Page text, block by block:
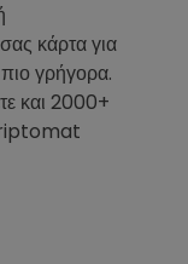
κάρτα για
γρήγορα.
και 2000+